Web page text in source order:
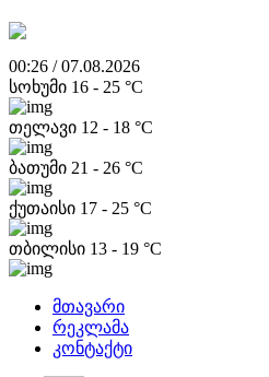
00:26 / 07.08.2026
სოხუმი 16 - 25 °C
თელავი 12 - 18 °C
ბათუმი 21 - 26 °C
ქუთაისი 17 - 25 °C
თბილისი 13 - 19 °C
მთავარი
რეკლამა
კონტაქტი